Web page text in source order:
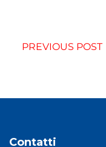
PREVIOUS POST
Contatti